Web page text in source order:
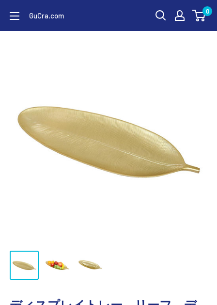
テ
GuCra.com 0